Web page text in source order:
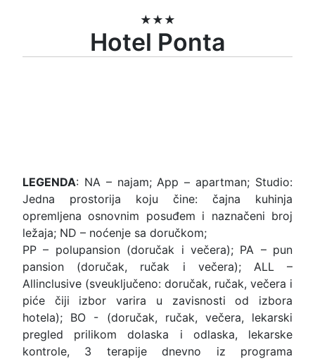
★★★
Hotel Ponta
LEGENDA: NA – najam; App – apartman; Studio:
Jedna prostorija koju čine: čajna kuhinja
opremljena osnovnim posuđem i naznačeni broj
ležaja; ND – noćenje sa doručkom;
PP – polupansion (doručak i večera); PA – pun
pansion (doručak, ručak i večera); ALL –
Allinclusive (sveuključeno: doručak, ručak, večera i
piće čiji izbor varira u zavisnosti od izbora
hotela); BO - (doručak, ručak, večera, lekarski
pregled prilikom dolaska i odlaska, lekarske
kontrole, 3 terapije dnevno iz programa